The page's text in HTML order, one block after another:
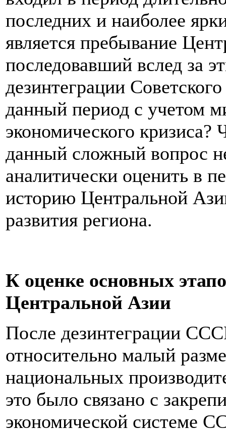
последних и наиболее
является пребывание
последовавший вслед за
дезинтеграции
данный период с учетом
экономического кризиса?
данный сложный вопрос
аналитически оценить в
историю Центральной
развития региона.
К оценке основных
Центральной Азии
После дезинтеграции
относительно малый
национальных
это было связано с
экономической системе